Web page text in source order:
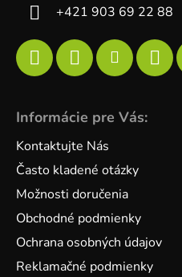
+421 903 69 22 88
Informácie pre Vás:
Kontaktujte Nás
Často kladené otázky
Možnosti doručenia
Obchodné podmienky
Ochrana osobných údajov
Reklamačné podmienky